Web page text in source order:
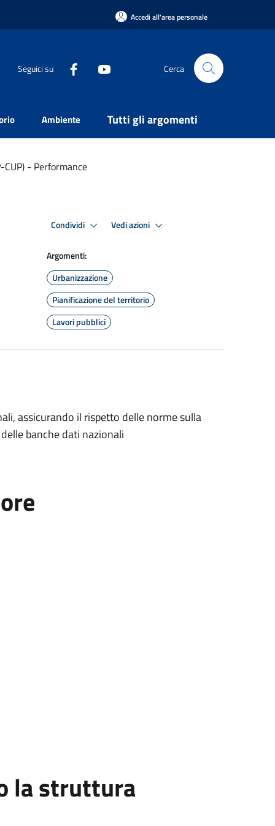
Accedi all'area personale
Seguici su Cerca
Ambiente Tutti gli argomenti
- Performance
Condividi Vedi azioni
Argomenti:
Urbanizzazione
Pianificazione del territorio
Lavori pubblici
assicurando il rispetto delle norme sulla
banche dati nazionali
la struttura